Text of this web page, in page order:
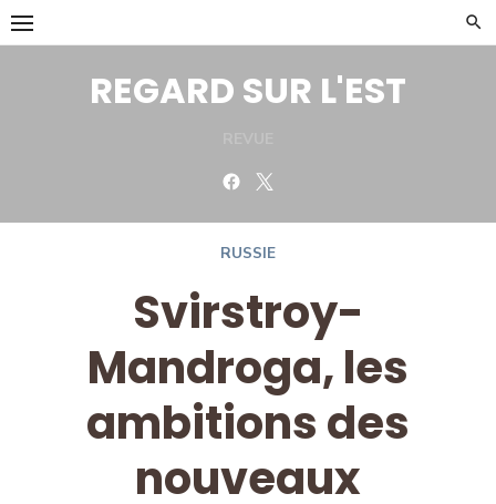
Skip
to
REGARD SUR L'EST
Facebook
RUSSIE
Svirstroy-
Mandroga, les
ambitions des
nouveaux